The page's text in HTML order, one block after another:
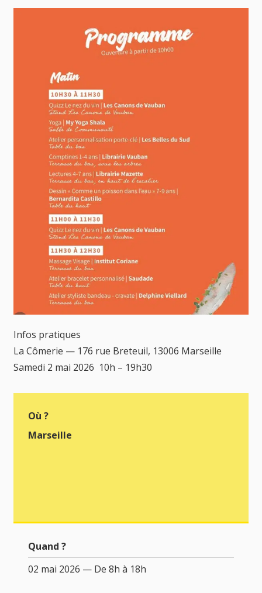
Infos pratiques
La Cômerie — 176 rue Breteuil, 13006 Marseille
Samedi 2 mai 2026 10h – 19h30
Où ?
Marseille
Quand ?
02 mai 2026 — De 8h à 18h